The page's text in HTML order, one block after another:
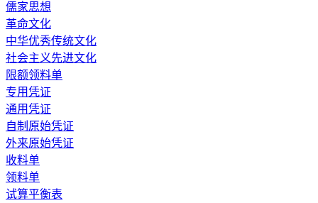
儒家思想
革命文化
中华优秀传统文化
社会主义先进文化
限额领料单
专用凭证
通用凭证
自制原始凭证
外来原始凭证
收料单
领料单
试算平衡表